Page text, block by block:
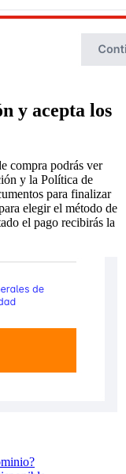
y acepta los
compra podrás ver
y la Política de
para finalizar
elegir el método de
el pago recibirás la